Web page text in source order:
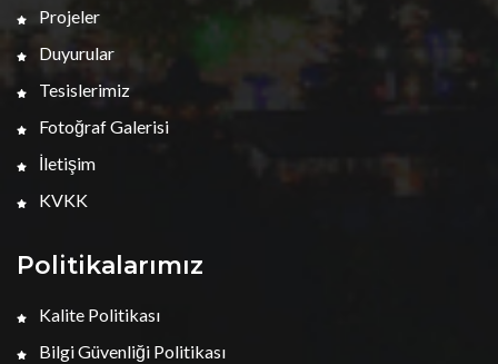
Projeler
Duyurular
Tesislerimiz
Fotoğraf Galerisi
İletişim
KVKK
Politikalarımız
Kalite Politikası
Bilgi Güvenliği Politikası